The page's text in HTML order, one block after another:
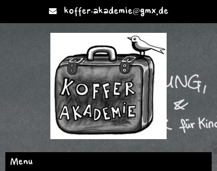
koffer-akademie@gmx.de
Menu